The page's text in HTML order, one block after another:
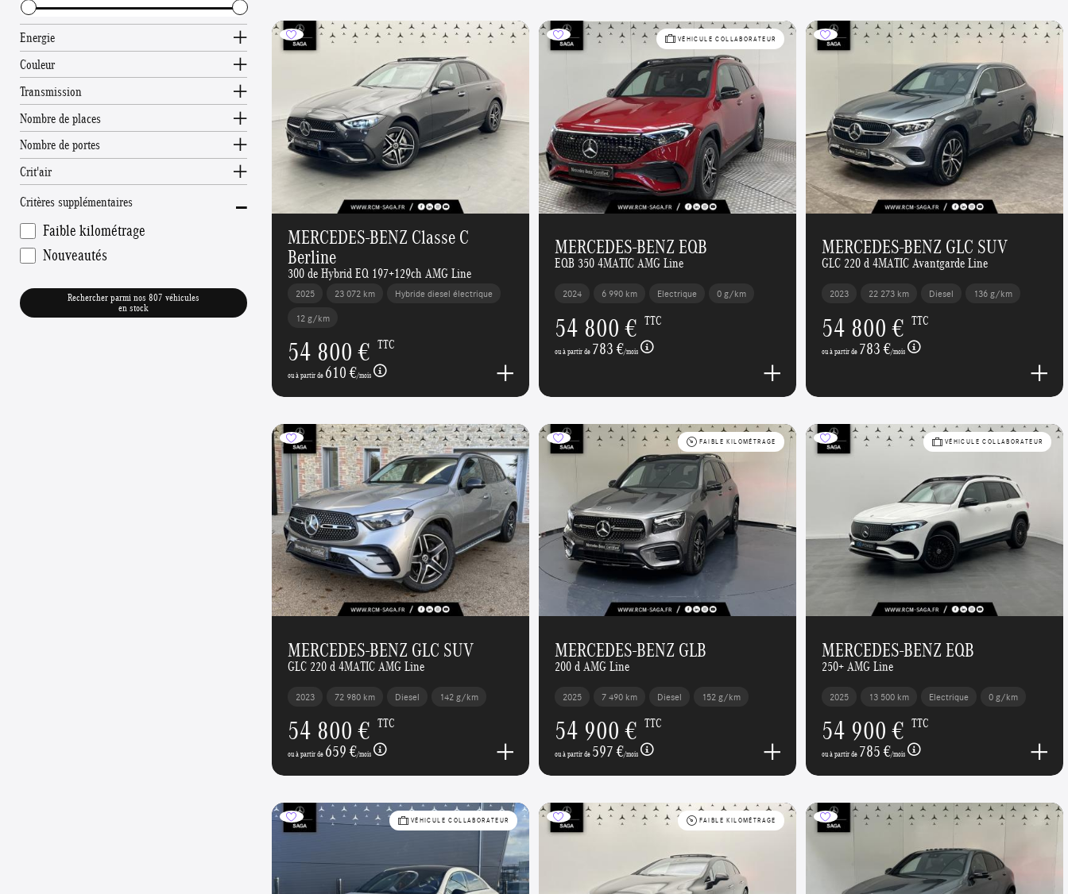
Energie
Couleur
Transmission
Nombre de places
Nombre de portes
Crit'air
Critères supplémentaires
-
Faible kilométrage
Nouveautés
Rechercher parmi nos 807 véhicules
en stock
MERCEDES-BENZ Classe C
Berline
300 de Hybrid EQ 197+129ch AMG Line
2025 23 072 km Hybride diesel électrique
12 g/km
54 800 € TTC
ou à partir de 610 €/mois
VÉHICULE COLLABORATEUR
MERCEDES-BENZ EQB
EQB 350 4MATIC AMG Line
2024 6 990 km Electrique 0 g/km
54 800 € TTC
ou à partir de 783 €/mois
MERCEDES-BENZ GLC SUV
GLC 220 d 4MATIC Avantgarde Line
2023 22 273 km Diesel 136 g/km
54 800 € TTC
ou à partir de 783 €/mois
MERCEDES-BENZ GLC SUV
GLC 220 d 4MATIC AMG Line
2023 72 980 km Diesel 142 g/km
54 800 € TTC
ou à partir de 659 €/mois
FAIBLE KILOMÉTRAGE
MERCEDES-BENZ GLB
200 d AMG Line
2025 7 490 km Diesel 152 g/km
54 900 € TTC
ou à partir de 597 €/mois
VÉHICULE COLLABORATEUR
MERCEDES-BENZ EQB
250+ AMG Line
2025 13 500 km Electrique 0 g/km
54 900 € TTC
ou à partir de 785 €/mois
VÉHICULE COLLABORATEUR FAIBLE KILOMÉTRAGE